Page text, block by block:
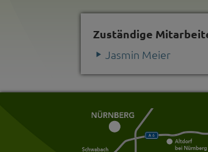
Zuständige
Jasmin Meier